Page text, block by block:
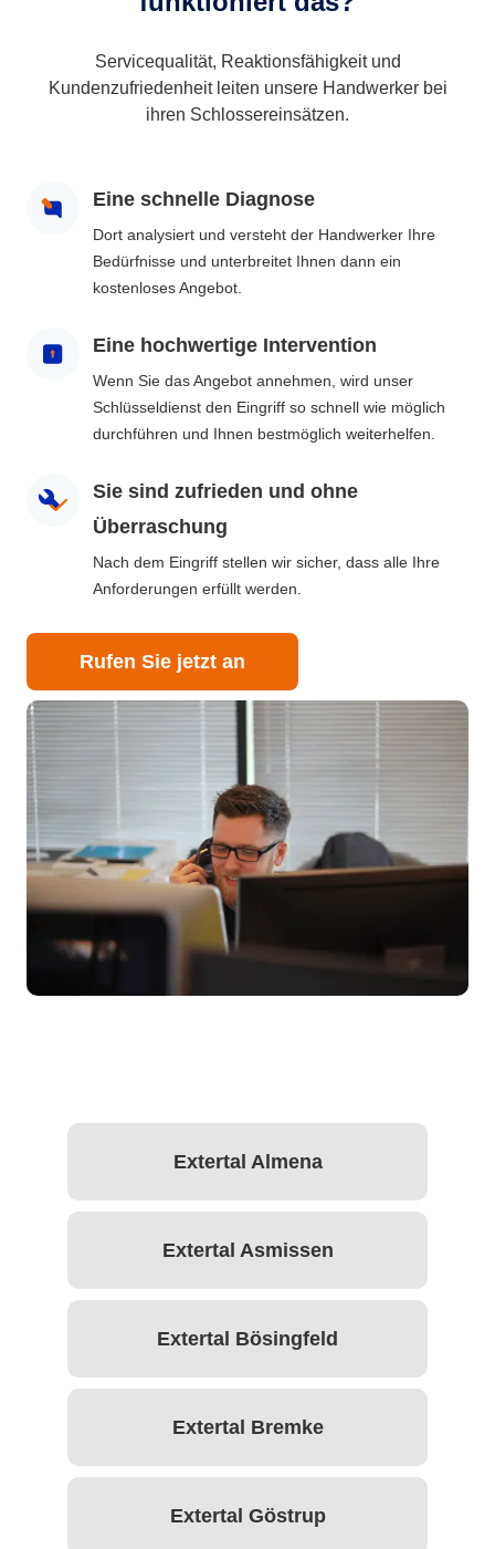
Servicequalität, Reaktionsfähigkeit und
Kundenzufriedenheit leiten unsere Handwerker bei
ihren Schlossereinsätzen.
Eine schnelle Diagnose
Dort analysiert und versteht der Handwerker Ihre
Bedürfnisse und unterbreitet Ihnen dann ein
kostenloses Angebot.
Eine hochwertige Intervention
Wenn Sie das Angebot annehmen, wird unser
Schlüsseldienst den Eingriff so schnell wie möglich
durchführen und Ihnen bestmöglich weiterhelfen.
Sie sind zufrieden und ohne
Überraschung
Nach dem Eingriff stellen wir sicher, dass alle Ihre
Anforderungen erfüllt werden.
Rufen Sie jetzt an
Extertal Almena
Extertal Asmissen
Extertal Bösingfeld
Extertal Bremke
Extertal Göstrup